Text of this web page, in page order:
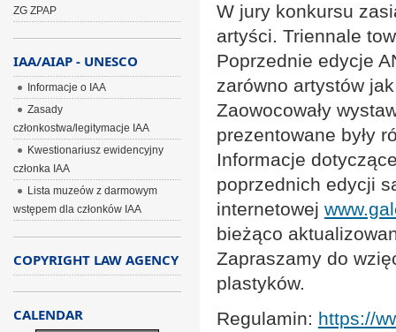
W jury konkursu
artyści. Triennale
Poprzednie edycje
zarówno artystów
Zaowocowały
prezentowane były
Informacje
poprzednich edycji
internetowej
bieżąco
Zapraszamy do
plastyków.
Regulamin: https://
ZG ZPAP
IAA/AIAP - UNESCO
Informacje o IAA
Zasady
członkostwa/legitymacje IAA
Kwestionariusz ewidencyjny
członka IAA
Lista muzeów z darmowym
wstępem dla członków IAA
COPYRIGHT LAW AGENCY
CALENDAR